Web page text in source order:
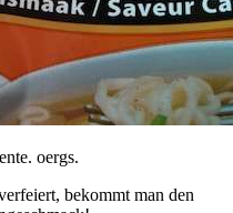
oergs.
bekommt man den